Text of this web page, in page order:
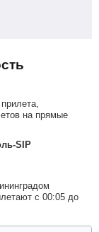
на прямые
SIP
с 00:05 до